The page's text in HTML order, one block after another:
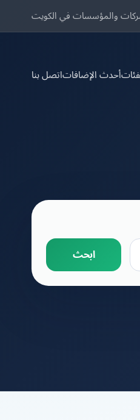
والمؤسسات في الكويت
أحدث الإضافاتاتصل بنا
ابحث